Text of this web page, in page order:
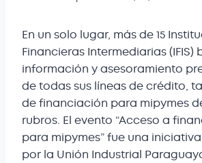
En un solo lugar, más de 15
Financieras Intermediarias (IFIS)
información y asesoramiento
de todas sus líneas de crédito,
de financiación para mipymes
rubros. El evento “Acceso a
para mipymes” fue una
por la Unión Industrial